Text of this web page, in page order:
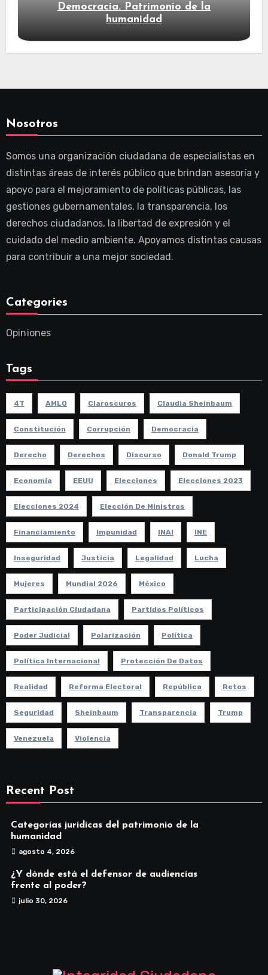
Democracia. Patrimonio de la
humanidad
Nosotros
Somos una organización ciudadana de especialistas en
distintas áreas de interés público que brindan asesoría y
apoyo para el mejoramiento de políticas públicas, las
gestiones gubernamentales, la transparencia, los
derechos ciudadanos, la libertad de expresión y el
cuidado del medio ambiente. Apoyamos distintas causas
para contribuir a una mejor sociedad.
Categories
Opiniones
Tags
4T AMLO Claroscuros Claudia Sheinbaum
Constitución Corrupción Democracia
Derecho Derechos Discurso Donald Trump
Economía EEUU Elecciones Elecciones 2023
Elecciones 2024 Elección De Ministros
Financiamiento Impunidad INAI INE
Inseguridad Justicia Legalidad Lucha
Mujeres Mundial 2026 México
Participación Ciudadana Partidos Políticos
Poder Judicial Polarización Política
Política Internacional Protección De Datos
Realidad Reforma Electoral República Retos
Seguridad Sheinbaum Transparencia Trump
Venezuela Violencia
Recent Post
Categorías jurídicas del patrimonio de la
humanidad
agosto 4, 2026
¿Y dónde está el defensor de audiencias
frente al poder?
julio 30, 2026